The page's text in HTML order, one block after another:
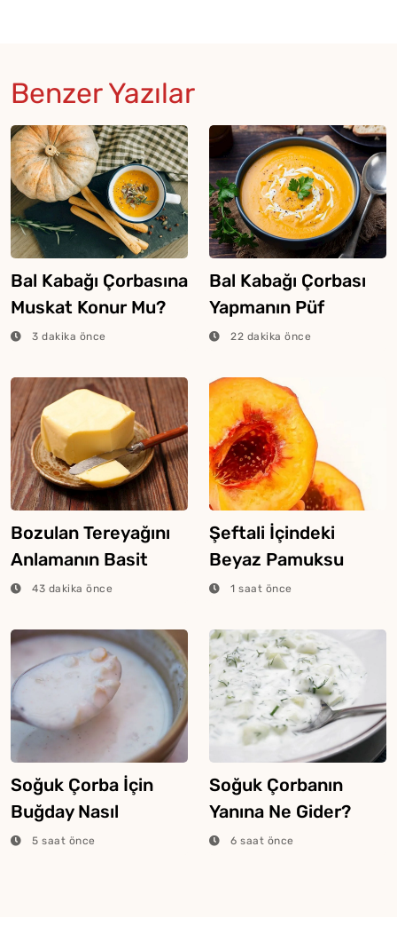
Benzer Yazılar
Bal Kabağı Çorbasına
Muskat Konur Mu?
3 dakika önce
Bal Kabağı Çorbası
Yapmanın Püf
Noktaları
22 dakika önce
Bozulan Tereyağını
Anlamanın Basit
Yolları
43 dakika önce
Şeftali İçindeki
Beyaz Pamuksu
Dokunun Sebebi
1 saat önce
Soğuk Çorba İçin
Buğday Nasıl
Haşlanır?
5 saat önce
Soğuk Çorbanın
Yanına Ne Gider?
6 saat önce